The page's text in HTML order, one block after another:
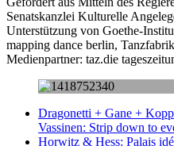
Senatskanzlei Kulturelle
Unterstützung von Goethe-
mapping dance berlin,
Medienpartner: taz.die
Dragonetti + Gane +
Vassinen: Strip down to
Horwitz & Hess: Palais